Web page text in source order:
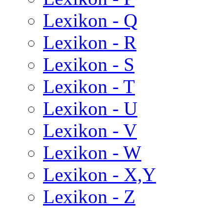
Lexikon - Q
Lexikon - R
Lexikon - S
Lexikon - T
Lexikon - U
Lexikon - V
Lexikon - W
Lexikon - X,Y
Lexikon - Z